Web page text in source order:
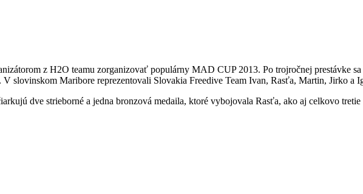
z H2O teamu zorganizovať populárny MAD CUP 2013. Po trojročnej prestávke
V slovinskom Maribore reprezentovali Slovakia Freedive Team Ivan, Rasťa, Martin, Jirko a
dve strieborné a jedna bronzová medaila, ktoré vybojovala Rasťa, ako aj celkovo